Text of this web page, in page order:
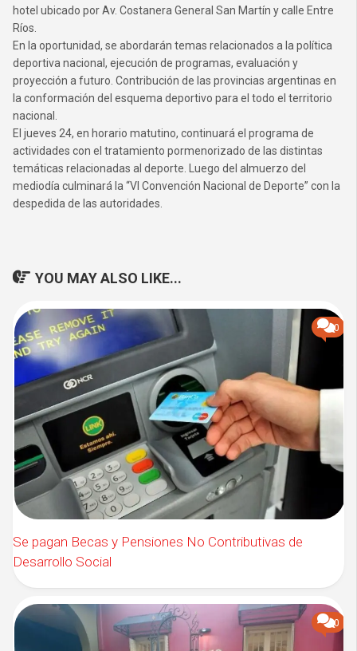
hotel ubicado por Av. Costanera General San Martín y calle Entre
Ríos.
En la oportunidad, se abordarán temas relacionados a la política
deportiva nacional, ejecución de programas, evaluación y
proyección a futuro. Contribución de las provincias argentinas en
la conformación del esquema deportivo para el todo el territorio
nacional.
El jueves 24, en horario matutino, continuará el programa de
actividades con el tratamiento pormenorizado de las distintas
temáticas relacionadas al deporte. Luego del almuerzo del
mediodía culminará la “VI Convención Nacional de Deporte” con la
despedida de las autoridades.
YOU MAY ALSO LIKE...
0
Se pagan Becas y Pensiones No Contributivas de
Desarrollo Social
0